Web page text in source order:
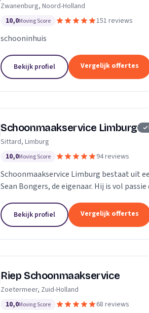
technieken en een persoonlijke aanpak die
Zwanenburg, Noord-Holland
10,0Moving Score 151 reviews
schooninhuis
Bekijk profiel Vergelijk offertes
Schoonmaakservice Limburg
Sittard, Limburg
10,0Moving Score 94 reviews
Schoonmaakservice Limburg bestaat uit
Sean Bongers, de eigenaar. Hij is vol
Bekijk profiel Vergelijk offertes
Riep Schoonmaakservice
Zoetermeer, Zuid-Holland
10,0Moving Score 68 reviews